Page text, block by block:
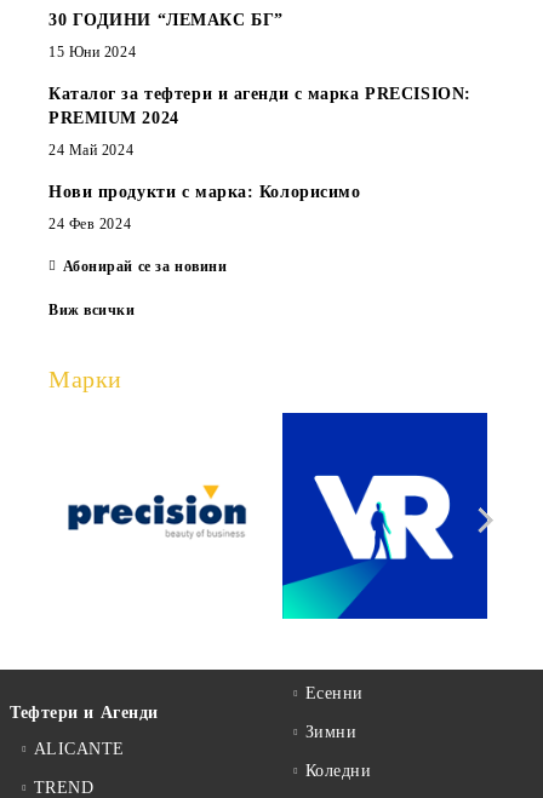
30 ГОДИНИ “ЛЕМАКС БГ”
15 Юни 2024
Каталог за тефтери и агенди с марка PRECISION:
PREMIUM 2024
24 Май 2024
Нови продукти с марка: Колорисимо
24 Фев 2024
Абонирай се за новини
Виж всички
Марки
Тефтери и Агенди
ALICANTE
TREND
Есенни
Зимни
Коледни